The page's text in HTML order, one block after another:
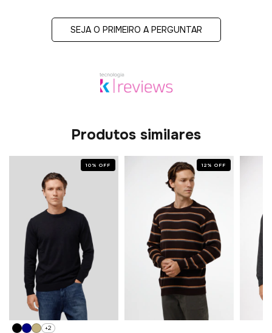
SEJA O PRIMEIRO A PERGUNTAR
Produtos similares
10 %OFF
+2
12 %OFF